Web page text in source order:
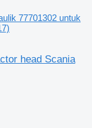
77701302 untuk
head Scania